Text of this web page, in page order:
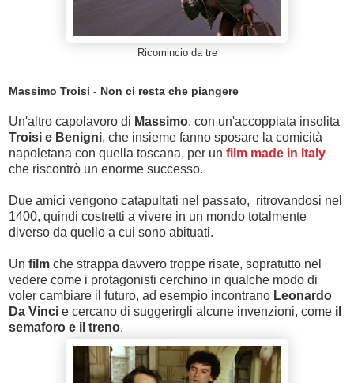
Ricomincio da tre
Massimo Troisi - Non ci resta che piangere
Un'altro capolavoro di Massimo, con un'accoppiata insolita
Troisi e Benigni, che insieme fanno sposare la comicità
napoletana con quella toscana, per un film made in Italy
che riscontrò un enorme successo.
Due amici vengono catapultati nel passato, ritrovandosi nel
1400, quindi costretti a vivere in un mondo totalmente
diverso da quello a cui sono abituati.
Un film che strappa davvero troppe risate, sopratutto nel
vedere come i protagonisti cerchino in qualche modo di
voler cambiare il futuro, ad esempio incontrano Leonardo
Da Vinci e cercano di suggerirgli alcune invenzioni, come il
semaforo e il treno.